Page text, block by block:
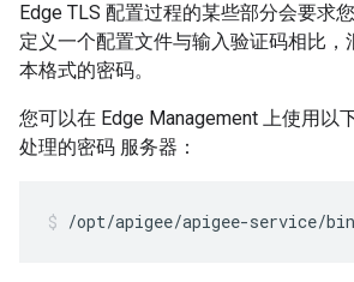
Edge TLS 配置过程的某些部分会要求
定义一个配置文件与输入验证码相比，
本格式的密码。
您可以在 Edge Management 上使用以
处理的密码 服务器：
/opt/apigee/apigee-service/